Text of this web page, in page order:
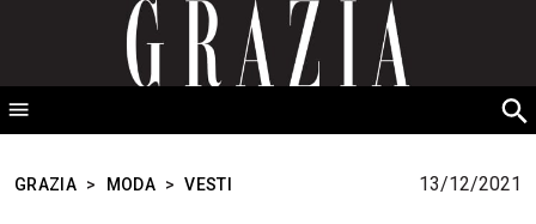
GRAZIA Srbija
GRAZIA > MODA > VESTI 13/12/2021